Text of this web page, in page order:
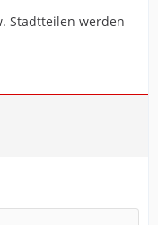
Stadtteilen werden